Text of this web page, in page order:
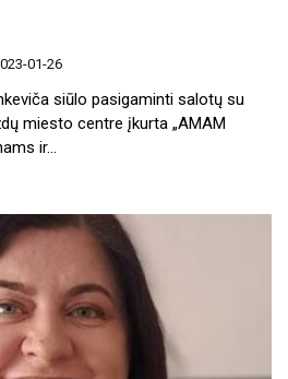
01-26
siūlo pasigaminti salotų su
miesto centre įkurta „AMAM
ir…